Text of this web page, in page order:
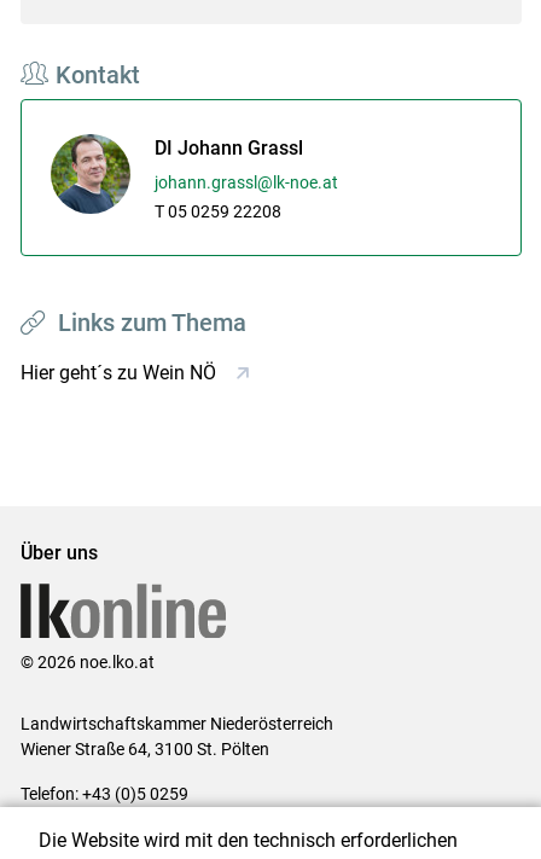
Kontakt
DI Johann Grassl
johann.grassl@lk-noe.at
T 05 0259 22208
Links zum Thema
Hier geht´s zu Wein NÖ
Über uns
© 2026 noe.lko.at
Landwirtschaftskammer Niederösterreich
Wiener Straße 64, 3100 St. Pölten
Telefon: +43 (0)5 0259
Die Website wird mit den technisch erforderlichen